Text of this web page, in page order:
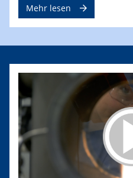
Mehr lesen